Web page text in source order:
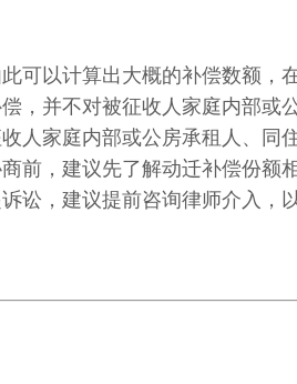
可以计算出大概的补偿数额，
，并不对被征收人家庭内部或
人家庭内部或公房承租人、同
前，建议先了解动迁补偿份额相
讼，建议提前咨询律师介入，